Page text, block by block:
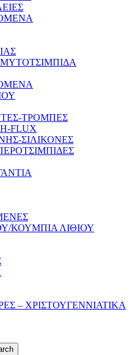
ΤΡΟΜΠΕΣ
FLUX
ΣΙΛΙΚΟΝΕΣ
ΚΟΥΜΠΙΑ ΛΙΘΙΟΥ
– ΧΡΙΣΤΟΥΓΕΝΝΙΑΤΙΚΑ